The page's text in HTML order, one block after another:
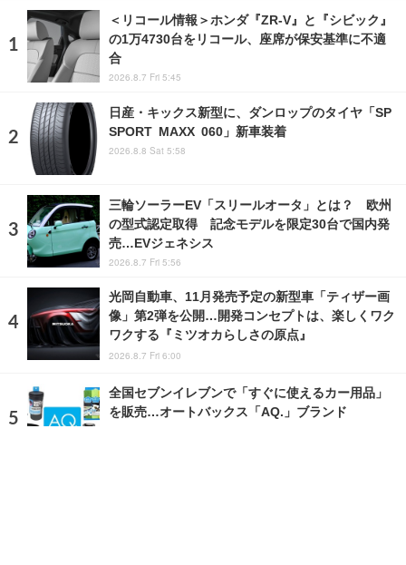
＜リコール情報＞ホンダ『ZR-V』と『シビック』
の1万4730台をリコール、座席が保安基準に不適
合
2026.8.7 Fri 5:45
日産・キックス新型に、ダンロップのタイヤ「SP
SPORT MAXX 060」新車装着
2026.8.8 Sat 5:58
三輪ソーラーEV「スリールオータ」とは？ 欧州
の型式認定取得 記念モデルを限定30台で国内発
売…EVジェネシス
2026.8.7 Fri 5:56
光岡自動車、11月発売予定の新型車「ティザー画
像」第2弾を公開…開発コンセプトは、楽しくワク
ワクする『ミツオカらしさの原点』
2026.8.7 Fri 6:00
全国セブンイレブンで「すぐに使えるカー用品」
を販売…オートバックス「AQ.」ブランド